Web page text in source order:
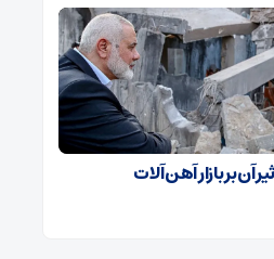
آن بر بازار آهن آلات